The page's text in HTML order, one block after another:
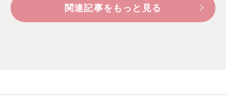
関連記事をもっと見る